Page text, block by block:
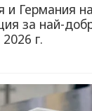
и Германия
за най-
г.